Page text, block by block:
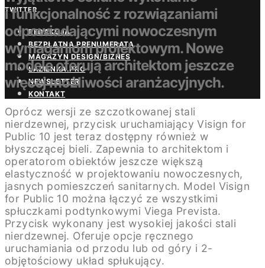
TWITTER
REDAKCJA
BEZPŁATNA PRENUMERATA
MAGAZYN DESIGN/BIZNES
ŁAZIENKA.PRO
NEWSLETTER
KONTAKT
i funkcjonalność z rozwiązaniami
odpowiadającymi nowoczesnym
wymaganiom projektowym. Nowe
modele oferują architektom jeszcze
więcej możliwości aranżacyjnych.
Oprócz wersji ze szczotkowanej stali
nierdzewnej, przycisk uruchamiający Visign for
Public 10 jest teraz dostępny również w
błyszczącej bieli. Zapewnia to architektom i
operatorom obiektów jeszcze większą
elastyczność w projektowaniu nowoczesnych,
jasnych pomieszczeń sanitarnych. Model Visign
for Public 10 można łączyć ze wszystkimi
spłuczkami podtynkowymi Viega Prevista.
Przycisk wykonany jest wysokiej jakości stali
nierdzewnej. Oferuje opcje ręcznego
uruchamiania od przodu lub od góry i 2-
objętościowy układ spłukujący.